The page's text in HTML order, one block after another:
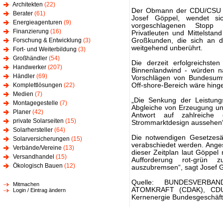
Architekten (22)
Berater (61)
Energieagenturen (9)
Finanzierung (16)
Forschung & Entwicklung (3)
Fort- und Weiterbildung (3)
Großhändler (54)
Handwerker (207)
Händler (69)
Komplettlösungen (22)
Medien (7)
Montagegestelle (7)
Planer (42)
private Solarseiten (15)
Solarhersteller (64)
Solarversicherungen (15)
Verbände/Vereine (13)
Versandhandel (15)
Ökologisch Bauen (12)
Mitmachen
Login / Eintrag ändern
Der Obmann der CDU/
Josef Göppel, wendet
vorgeschlagenen
Privatleuten und
Großkunden, die sich an
weitgehend unberührt.
Die derzeit
Binnenlandwind - würden
Vorschlägen von
Off-shore-Bereich wäre
„Die Senkung der
Abgleiche von Erzeugung
Antwort auf zahlreiche
Strommarktdesign
Die notwendigen
verabschiedet werden.
dieser Zeitplan laut Göppel
Aufforderung rot-grün
auszubremsen“, sagt Josef
Quelle:
ATOMKRAFT (CDAK),
Kernenergie